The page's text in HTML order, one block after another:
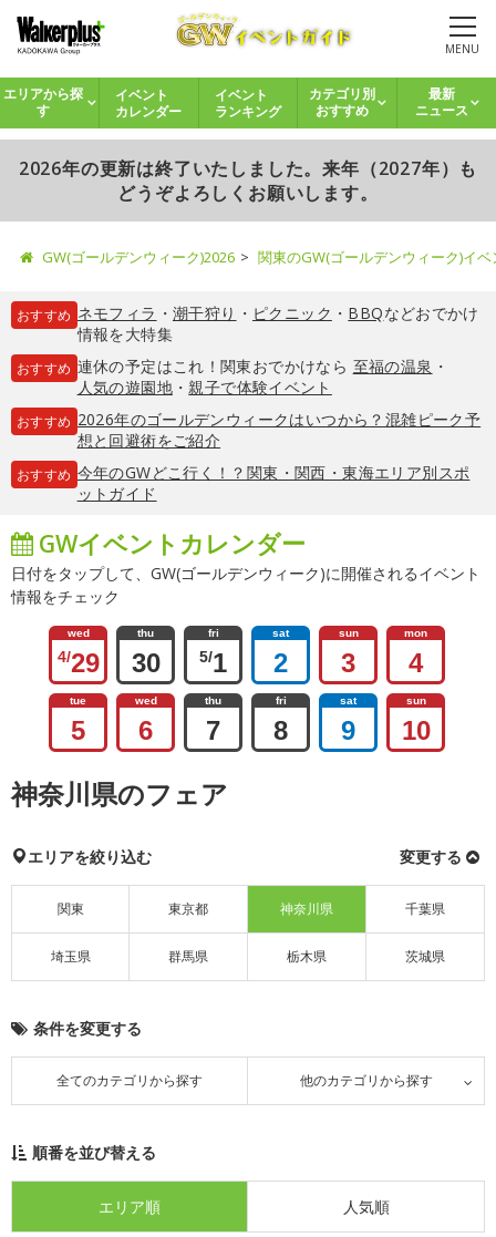
MENU
エリアから探
す
イベント
カレンダー
イベント
ランキング
カテゴリ別
おすすめ
最新
ニュース
2026年の更新は終了いたしました。来年（2027年）も
どうぞよろしくお願いします。
GW(ゴールデンウィーク)2026 関東のGW(ゴールデンウィーク)イ
おすすめ ネモフィラ ・ 潮干狩り ・ ピクニック ・ BBQなどおでかけ
情報を大特集
おすすめ 連休の予定はこれ！関東おでかけなら 至福の温泉 ・
人気の遊園地・親子で体験イベント
おすすめ 2026年のゴールデンウィークはいつから？混雑ピーク予
想と回避術をご紹介
おすすめ 今年のGWどこ行く！？関東・関西・東海エリア別スポ
ットガイド
GWイベントカレンダー
日付をタップして、GW(ゴールデンウィーク)に開催されるイベント
情報をチェック
wed
4/29
thu
30
fri
5/1
sat
2
sun
3
mon
4
tue
5
wed
6
thu
7
fri
8
sat
9
sun
10
神奈川県のフェア
エリアを絞り込む 変更する
関東 東京都 神奈川県 千葉県
埼玉県 群馬県 栃木県 茨城県
条件を変更する
全てのカテゴリから探す 他のカテゴリから探す
順番を並び替える
エリア順 人気順